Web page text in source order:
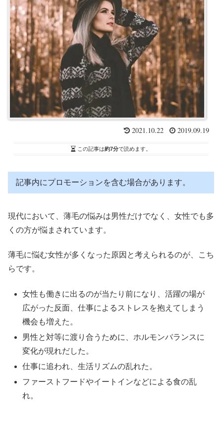
2021.10.22 2019.09.19
この記事は約7分で読めます。
記事内にプロモーションを含む場合があります。
現代において、薄毛の悩みは男性だけでなく、女性でも多
くの方が悩まされています。
薄毛に悩む女性が多くなった原因と考えられるのが、こち
らです。
女性も働きに出るのが当たり前になり、活躍の場が
広がった反面、仕事によるストレスを抱えてしまう
機会も増えた。
男性と対等に渡り合うために、ホルモンバランスに
変化が現れだした。
仕事に追われ、生活リズムの乱れた。
ファーストフードやイートインなどによる食の乱
れ。